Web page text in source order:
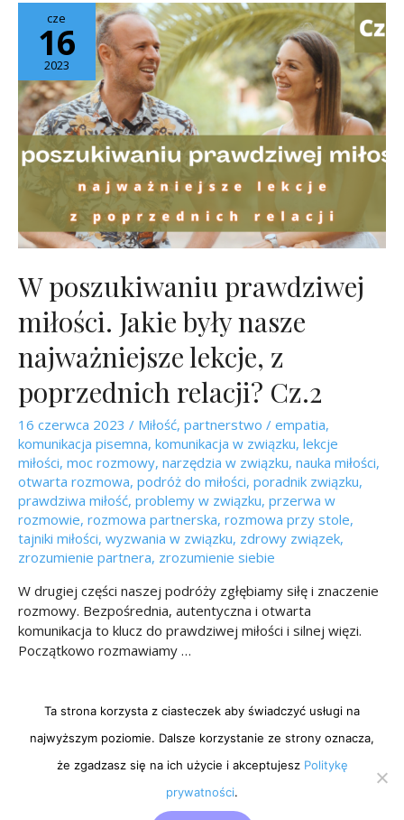
cze
16
2023
W poszukiwaniu prawdziwej
miłości. Jakie były nasze
najważniejsze lekcje, z
poprzednich relacji? Cz.2
16 czerwca 2023 / Miłość, partnerstwo / empatia,
komunikacja pisemna, komunikacja w związku, lekcje
miłości, moc rozmowy, narzędzia w związku, nauka miłości,
otwarta rozmowa, podróż do miłości, poradnik związku,
prawdziwa miłość, problemy w związku, przerwa w
rozmowie, rozmowa partnerska, rozmowa przy stole,
tajniki miłości, wyzwania w związku, zdrowy związek,
zrozumienie partnera, zrozumienie siebie
W drugiej części naszej podróży zgłębiamy siłę i znaczenie
rozmowy. Bezpośrednia, autentyczna i otwarta
komunikacja to klucz do prawdziwej miłości i silnej więzi.
Początkowo rozmawiamy …
Wszelkie prawa zastrzeżone © 2026 - radosnadusza.pl
Ta strona korzysta z ciasteczek aby świadczyć usługi na
najwyższym poziomie. Dalsze korzystanie ze strony oznacza,
że zgadzasz się na ich użycie i akceptujesz Politykę
prywatności.